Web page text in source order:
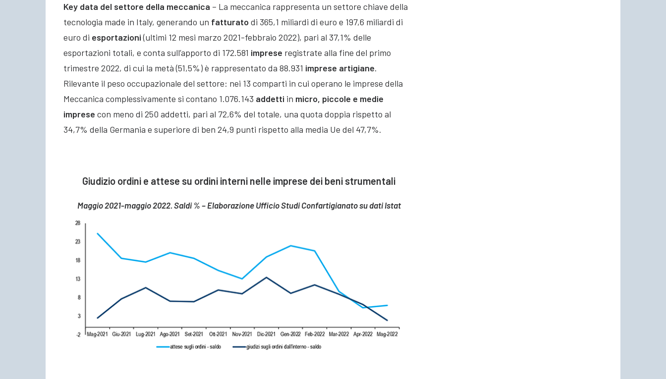
Key data del settore della meccanica – La meccanica rappresenta un settore chiave della
tecnologia made in Italy, generando un fatturato di 365,1 miliardi di euro e 197,6 miliardi di
euro di esportazioni(ultimi 12 mesi marzo 2021-febbraio 2022), pari al 37,1% delle
esportazioni totali, e conta sull’apporto di 172.581 imprese registrate alla fine del primo
trimestre 2022, di cui la metà (51,5%) è rappresentato da 88.931 imprese artigiane.
Rilevante il peso occupazionale del settore: nei 13 comparti in cui operano le imprese della
Meccanica complessivamente si contano 1.076.143 addetti in micro, piccole e medie
imprese con meno di 250 addetti, pari al 72,6% del totale, una quota doppia rispetto al
34,7% della Germania e superiore di ben 24,9 punti rispetto alla media Ue del 47,7%.
Giudizio ordini e attese su ordini interni nelle imprese dei beni strumentali
Maggio 2021-maggio 2022. Saldi % – Elaborazione Ufficio Studi Confartigianato su dati Istat